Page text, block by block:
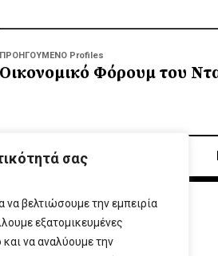
σας
να βελτιώσουμε την εμπειρία
εξατομικευμένες
να αναλύουμε την
ΠΡΟΗΓΟΥΜΕΝΟ Profiles
Οικονομικό Φόρουμ του